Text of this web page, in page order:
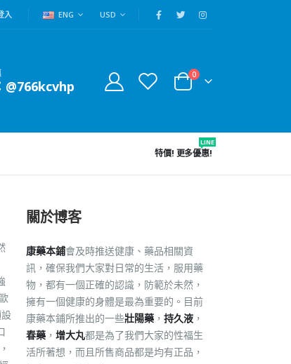
入 ENG USD
@766kcvhp
0
特價! 更多優惠!
LINE
關於博客
康藥本鋪會及時推送健康、藥品相關資
訊，確保我們大家對日常的生活，服用藥
物，都有一個正確的認識，防範於未然，
擁有一個健康的身體是最為重要的。目前
康藥本鋪所推出的一些壯陽藥 ， 持久液 ，
春藥 ， 增大丸都是為了我們大家的性福生
活所著想，而且所售商品都是均有正品，